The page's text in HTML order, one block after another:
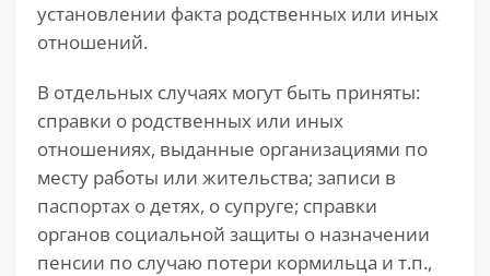
установлении факта родственных или иных
отношений.
В отдельных случаях могут быть приняты:
справки о родственных или иных
отношениях, выданные организациями по
месту работы или жительства; записи в
паспортах о детях, о супруге; справки
органов социальной защиты о назначении
пенсии по случаю потери кормильца и т.п.,